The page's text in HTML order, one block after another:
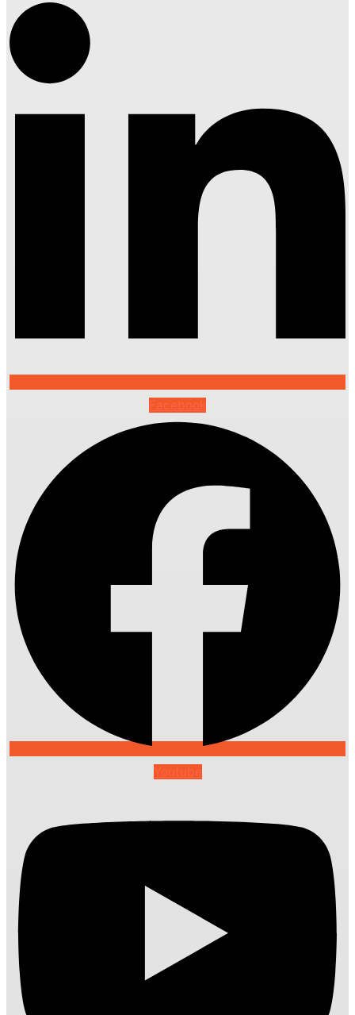
Facebook
Youtube